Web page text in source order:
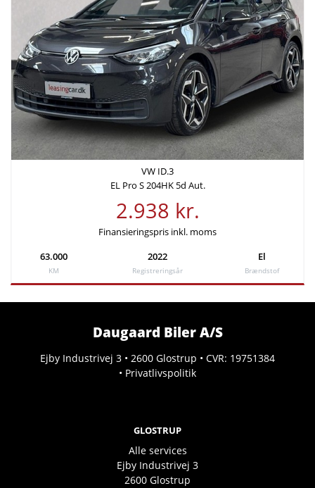
VW ID.3
EL Pro S 204HK 5d Aut.
2.938 kr.
Finansieringspris inkl. moms
63.000
KM
2022
Registreringsår
El
Brændstof
Daugaard Biler A/S
Ejby Industrivej 3 • 2600 Glostrup • CVR: 19751384
• Privatlivspolitik
GLOSTRUP
Alle services
Ejby Industrivej 3
2600 Glostrup